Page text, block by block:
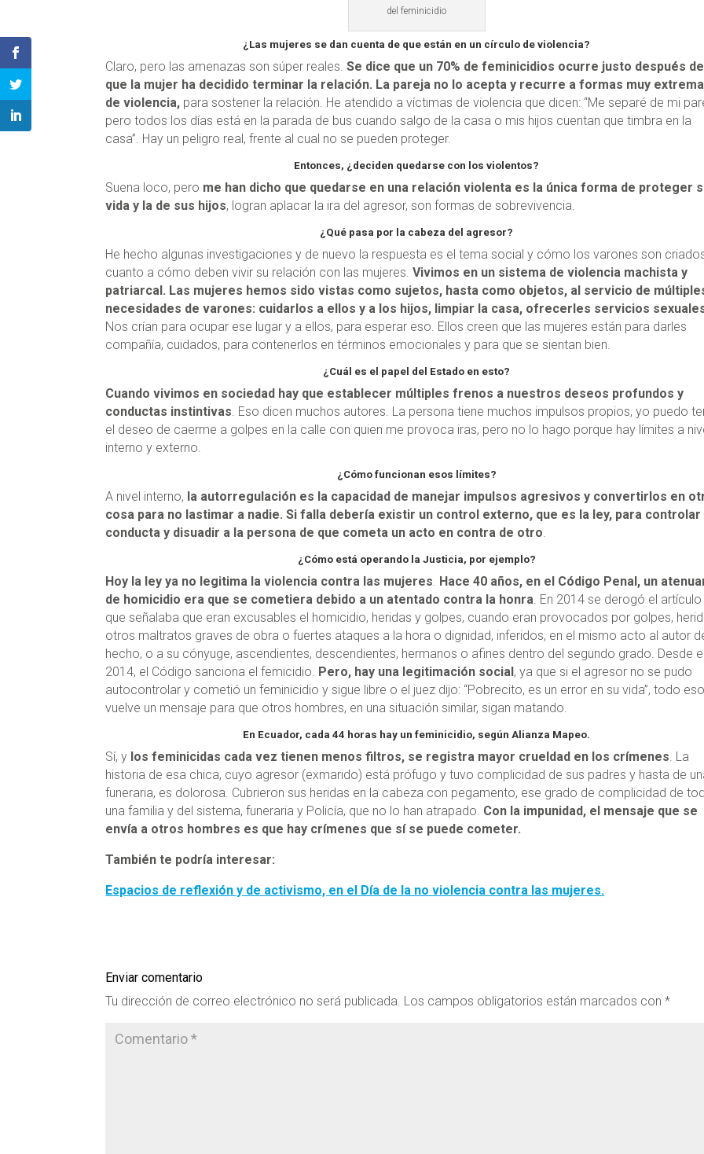
del feminicidio
¿Las mujeres se dan cuenta de que están en un círculo de violencia?
Claro, pero las amenazas son súper reales.Se dice que un 70% de feminicidios ocurre justo después de
que la mujer ha decidido terminar la relación. La pareja no lo acepta y recurre a formas muy
de violencia, para sostener la relación. He atendido a víctimas de violencia que dicen: “Me separé de mi
pero todos los días está en la parada de bus cuando salgo de la casa o mis hijos cuentan que timbra en la
casa”. Hay un peligro real, frente al cual no se pueden proteger.
Entonces, ¿deciden quedarse con los violentos?
Suena loco, pero me han dicho que quedarse en una relación violenta es la única forma de proteger
vida y la de sus hijos, logran aplacar la ira del agresor, son formas de sobrevivencia.
¿Qué pasa por la cabeza del agresor?
He hecho algunas investigaciones y de nuevo la respuesta es el tema social y cómo los varones son
cuanto a cómo deben vivir su relación con las mujeres.Vivimos en un sistema de violencia machista y
patriarcal. Las mujeres hemos sido vistas como sujetos, hasta como objetos, al servicio de
necesidades de varones: cuidarlos a ellos y a los hijos, limpiar la casa, ofrecerles servicios
Nos crían para ocupar ese lugar y a ellos, para esperar eso. Ellos creen que las mujeres están para darles
compañía, cuidados, para contenerlos en términos emocionales y para que se sientan bien.
¿Cuál es el papel del Estado en esto?
Cuando vivimos en sociedad hay que establecer múltiples frenos a nuestros deseos profundos y
conductas instintivas. Eso dicen muchos autores. La persona tiene muchos impulsos propios, yo puedo
el deseo de caerme a golpes en la calle con quien me provoca iras, pero no lo hago porque hay límites a
interno y externo.
¿Cómo funcionan esos límites?
A nivel interno, la autorregulación es la capacidad de manejar impulsos agresivos y convertirlos en
cosa para no lastimar a nadie. Si falla debería existir un control externo, que es la ley, para controlar
conducta y disuadir a la persona de que cometa un acto en contra de otro.
¿Cómo está operando la Justicia, por ejemplo?
Hoy la ley ya no legitima la violencia contra las mujeres. Hace 40 años, en el Código Penal, un
de homicidio era que se cometiera debido a un atentado contra la honra. En 2014 se derogó el artículo
que señalaba que eran excusables el homicidio, heridas y golpes, cuando eran provocados por golpes,
otros maltratos graves de obra o fuertes ataques a la hora o dignidad, inferidos, en el mismo acto al autor
hecho, o a su cónyuge, ascendientes, descendientes, hermanos o afines dentro del segundo grado. Desde el
2014, el Código sanciona el femicidio. Pero, hay una legitimación social , ya que si el agresor no se pudo
autocontrolar y cometió un feminicidio y sigue libre o el juez dijo: “Pobrecito, es un error en su vida”, todo
vuelve un mensaje para que otros hombres, en una situación similar, sigan matando.
En Ecuador, cada 44 horas hay un feminicidio, según Alianza Mapeo.
Sí, y los feminicidas cada vez tienen menos filtros, se registra mayor crueldad en los crímenes. La
historia de esa chica, cuyo agresor (exmarido) está prófugo y tuvo complicidad de sus padres y hasta de
funeraria, es dolorosa. Cubrieron sus heridas en la cabeza con pegamento, ese grado de complicidad de
una familia y del sistema, funeraria y Policía, que no lo han atrapado. Con la impunidad, el mensaje que se
envía a otros hombres es que hay crímenes que sí se puede cometer.
También te podría interesar:
Espacios de reflexión y de activismo, en el Día de la no violencia contra las mujeres.
Enviar comentario
Tu dirección de correo electrónico no será publicada. Los campos obligatorios están marcados con*